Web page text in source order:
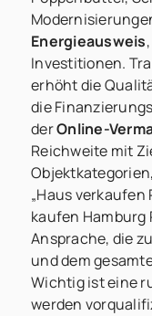
Energieausweis
Investitionen.
erhöht die
die
derOnline-
Reichweite mit
„Haus verkaufen
kaufen Hamburg
Ansprache, die
und dem
Wichtig ist eine
werden